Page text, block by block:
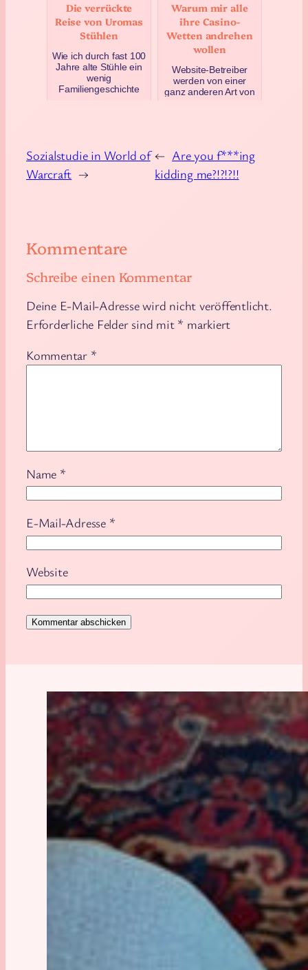
Die verrückte
Reise von Uromas
Stühlen
Wie ich durch fast 100
Jahre alte Stühle ein
wenig
Familiengeschichte
202…
August 4, 2023
Warum mir alle
ihre Casino-
Wetten andrehen
wollen
Website-Betreiber
werden von einer
ganz anderen Art von
Juni 1, 2023
Dezember 21, 2019
← Are you f***ing
kidding me?!?!?!!
Sozialstudie in World of
Warcraft →
Kommentare
Schreibe einen Kommentar
Deine E-Mail-Adresse wird nicht veröffentlicht.
Erforderliche Felder sind mit * markiert
Kommentar *
Name *
E-Mail-Adresse *
Website